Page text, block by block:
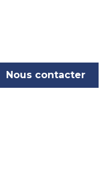
Nous contacter